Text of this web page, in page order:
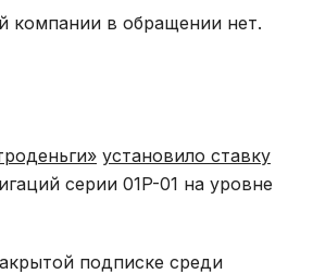
компании в обращении нет.
установило ставку
серии 01P-01 на уровне
подписке среди